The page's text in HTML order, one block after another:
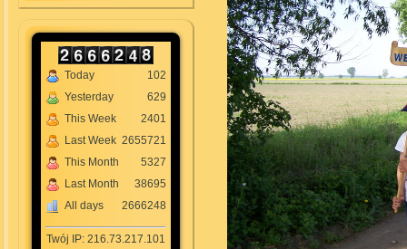
Today
Yesterday
This Week
Last Week
This Month
Last Month
All days
102
629
2401
2655721
5327
38695
2666248
Twój IP: 216.73.217.101